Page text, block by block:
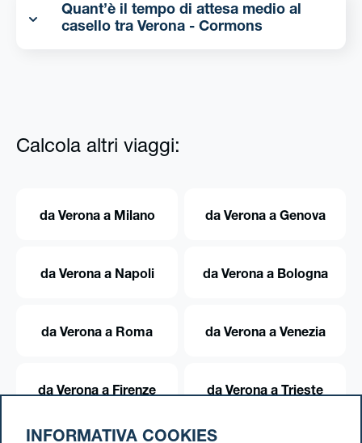
Quant’è il tempo di attesa medio al
casello tra Verona - Cormons
Calcola altri viaggi:
da Verona a Milano da Verona a Genova
da Verona a Napoli da Verona a Bologna
da Verona a Roma da Verona a Venezia
da Verona a Firenze da Verona a Trieste
INFORMATIVA COOKIES